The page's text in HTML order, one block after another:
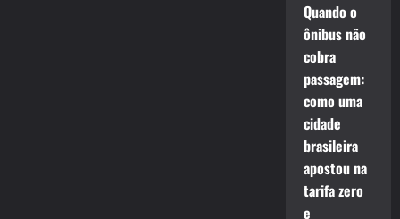
Quando o
ônibus não
cobra
passagem:
como uma
cidade
brasileira
apostou na
tarifa zero
e